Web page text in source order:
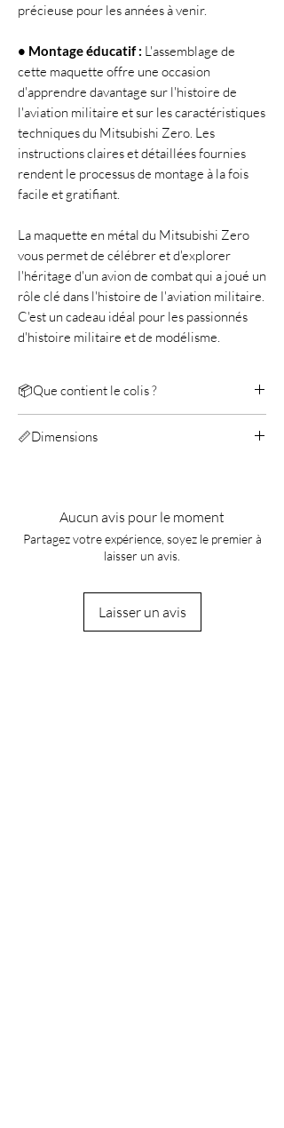
précieuse pour les années à venir.
• Montage éducatif : L'assemblage de
cette maquette offre une occasion
d'apprendre davantage sur l'histoire de
l'aviation militaire et sur les caractéristiques
techniques du Mitsubishi Zero. Les
instructions claires et détaillées fournies
rendent le processus de montage à la fois
facile et gratifiant.
La maquette en métal du Mitsubishi Zero
vous permet de célébrer et d'explorer
l'héritage d'un avion de combat qui a joué un
rôle clé dans l'histoire de l'aviation militaire.
C'est un cadeau idéal pour les passionnés
d'histoire militaire et de modélisme.
📦Que contient le colis ?
Manuel
📏Dimensions
Aucun avis pour le moment
Partagez votre expérience, soyez le premier à
laisser un avis.
Laisser un avis